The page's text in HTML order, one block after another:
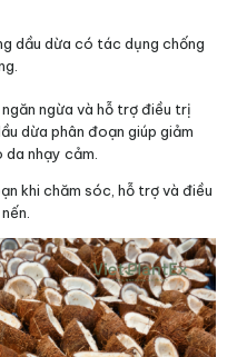
dầu dừa có tác dụng chống
ngừa và hỗ trợ điều trị
dừa phân đoạn giúp giảm
da nhạy cảm.
khi chăm sóc, hỗ trợ và điều